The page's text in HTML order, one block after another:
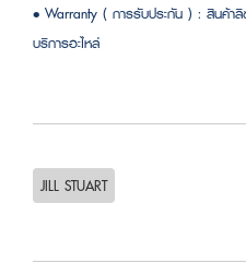
• Warranty ( การรับประกัน ) : สินค้า
บริการอะไหล่
JILL STUART